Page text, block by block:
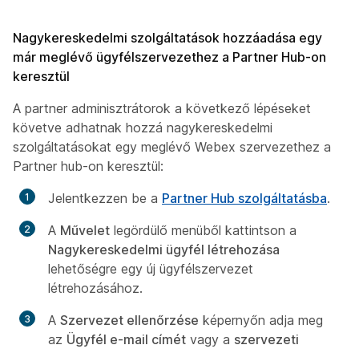
Nagykereskedelmi szolgáltatások hozzáadása egy
már meglévő ügyfélszervezethez a Partner Hub-on
keresztül
A partner adminisztrátorok a következő lépéseket
követve adhatnak hozzá nagykereskedelmi
szolgáltatásokat egy meglévő Webex szervezethez a
Partner hub-on keresztül:
Jelentkezzen be a Partner Hub szolgáltatásba.
A Művelet legördülő menüből kattintson a
Nagykereskedelmi ügyfél létrehozása
lehetőségre egy új ügyfélszervezet
létrehozásához.
A Szervezet ellenőrzése képernyőn adja meg
az Ügyfél e-mail címét vagy a szervezeti